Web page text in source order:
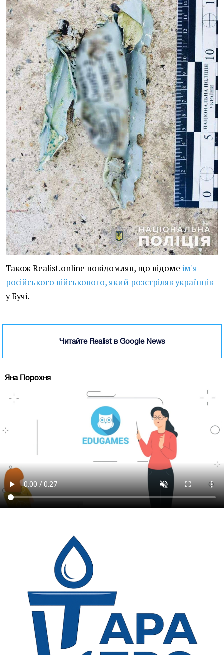
Також Realist.online повідомляв, що відоме ім'я
російського військового, який розстріляв українців
у Бучі.
Читайте Realist в Google News
Яна Порохня